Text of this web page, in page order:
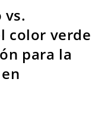
color verde
para la